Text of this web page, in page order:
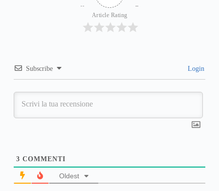
Article Rating
Subscribe Login
3 COMMENTI
Oldest